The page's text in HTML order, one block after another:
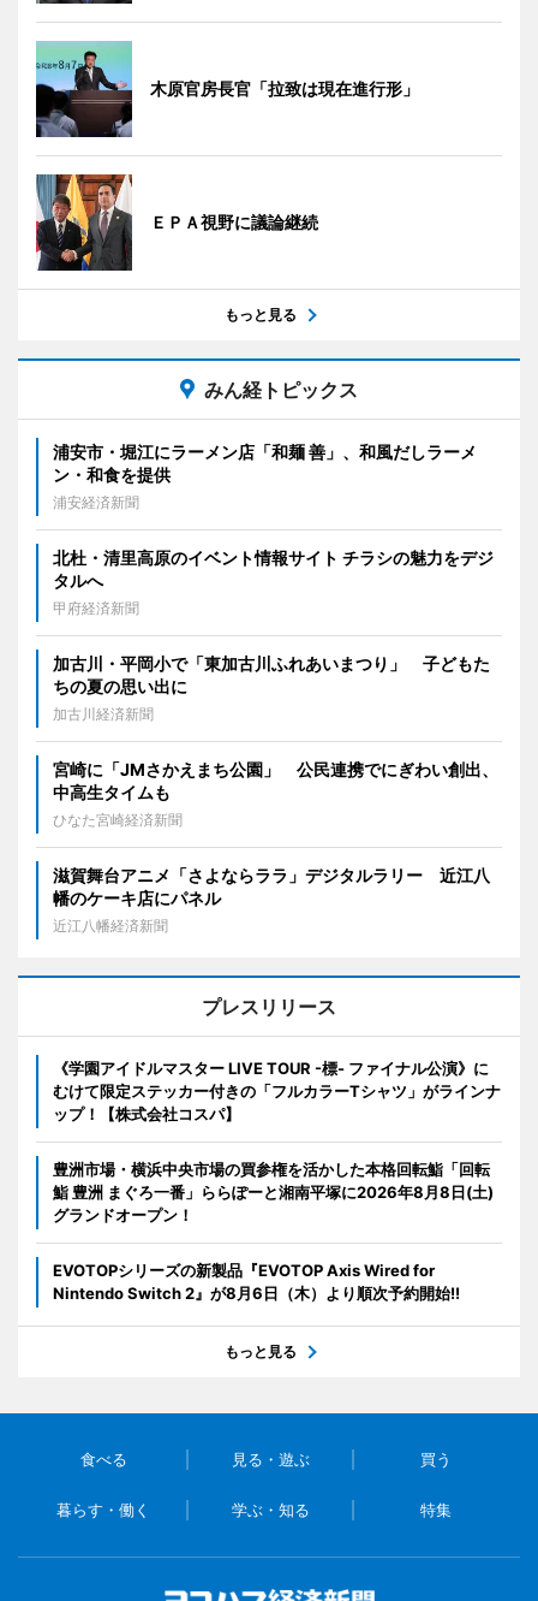
木原官房長官「拉致は現在進行形」
ＥＰＡ視野に議論継続
もっと見る
みん経トピックス
浦安市・堀江にラーメン店「和麺 善」、和風だしラーメ
ン・和食を提供
浦安経済新聞
北杜・清里高原のイベント情報サイト チラシの魅力をデジ
タルへ
甲府経済新聞
加古川・平岡小で「東加古川ふれあいまつり」 子どもた
ちの夏の思い出に
加古川経済新聞
宮崎に「JMさかえまち公園」 公民連携でにぎわい創出、
中高生タイムも
ひなた宮崎経済新聞
滋賀舞台アニメ「さよならララ」デジタルラリー 近江八
幡のケーキ店にパネル
近江八幡経済新聞
プレスリリース
《学園アイドルマスター LIVE TOUR -標- ファイナル公演》に
むけて限定ステッカー付きの「フルカラーTシャツ」がラインナ
ップ！【株式会社コスパ】
豊洲市場・横浜中央市場の買参権を活かした本格回転鮨「回転
鮨 豊洲 まぐろ一番」ららぽーと湘南平塚に2026年8月8日(土)
グランドオープン！
EVOTOPシリーズの新製品『EVOTOP Axis Wired for
Nintendo Switch 2』が8月6日（木）より順次予約開始!!
もっと見る
食べる 見る・遊ぶ 買う
暮らす・働く 学ぶ・知る 特集